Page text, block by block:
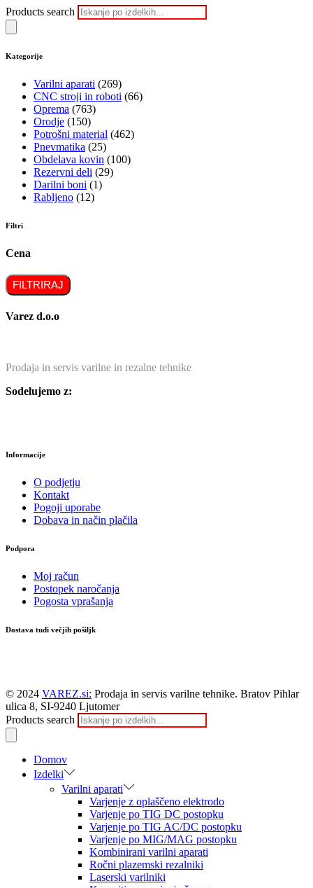
Products search
Kategorije
Varilni aparati (269)
CNC stroji in roboti (66)
Oprema (763)
Orodje (150)
Potrošni material (462)
Pnevmatika (25)
Obdelava kovin (100)
Rezervni deli (29)
Darilni boni (1)
Rabljeno (12)
Filtri
Cena
FILTRIRAJ
Varez d.o.o
Prodaja in servis varilne in rezalne tehnike
Sodelujemo z:
Informacije
O podjetju
Kontakt
Pogoji uporabe
Dobava in način plačila
Podpora
Moj račun
Postopek naročanja
Pogosta vprašanja
Dostava tudi večjih pošiljk
© 2024 VAREZ.si: Prodaja in servis varilne tehnike. Bratov Pihlar
ulica 8, SI-9240 Ljutomer
Products search
Domov
Izdelki
Varilni aparati
Varjenje z oplaščeno elektrodo
Varjenje po TIG DC postopku
Varjenje po TIG AC/DC postopku
Varjenje po MIG/MAG postopku
Kombinirani varilni aparati
Ročni plazemski rezalniki
Laserski varilniki